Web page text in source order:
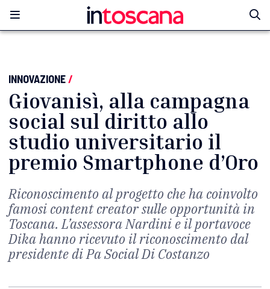
INNOVAZIONE/
Giovanisì, alla campagna
social sul diritto allo
studio universitario il
premio Smartphone d’Oro
Riconoscimento al progetto che ha coinvolto
famosi content creator sulle opportunità in
Toscana. L’assessora Nardini e il portavoce
Dika hanno ricevuto il riconoscimento dal
presidente di Pa Social Di Costanzo